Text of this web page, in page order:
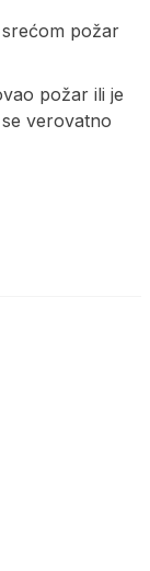
požar
požar ili je
verovatno